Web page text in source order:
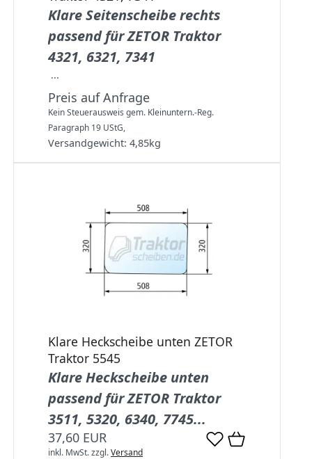
Klare Seitenscheibe rechts
passend für ZETOR Traktor
4321, 6321, 7341
...
Preis auf Anfrage
Kein Steuerausweis gem. Kleinuntern.-Reg.
Paragraph 19 UStG,
Versandgewicht: 4,85kg
Klare Heckscheibe unten ZETOR
Traktor 5545
Klare Heckscheibe unten
passend für ZETOR Traktor
3511, 5320, 6340, 7745...
37,60 EUR
inkl. MwSt.zzgl.Versand